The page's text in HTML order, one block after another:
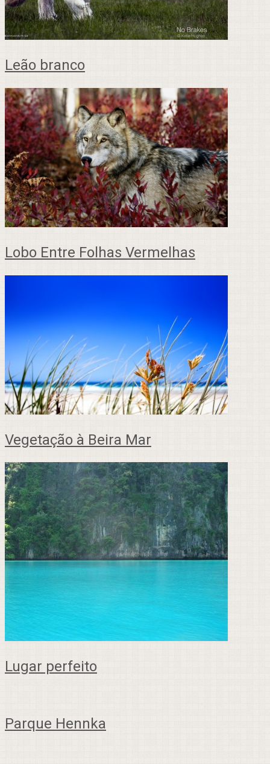
Leão branco
Lobo Entre Folhas Vermelhas
Vegetação à Beira Mar
Lugar perfeito
Parque Hennka